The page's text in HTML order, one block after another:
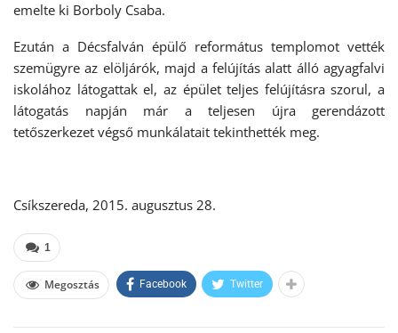
emelte ki Borboly Csaba.
Ezután a Décsfalván épülő református templomot vették
szemügyre az elöljárók, majd a felújítás alatt álló agyagfalvi
iskolához látogattak el, az épület teljes felújításra szorul, a
látogatás napján már a teljesen újra gerendázott
tetőszerkezet végső munkálatait tekinthették meg.
Csíkszereda, 2015. augusztus 28.
1
Megosztás Facebook Twitter